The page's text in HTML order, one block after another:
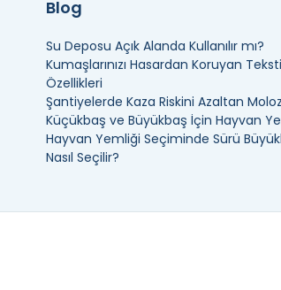
Blog
Su Deposu Açık Alanda Kullanılır mı?
Kumaşlarınızı Hasardan Koruyan
Özellikleri
Şantiyelerde Kaza Riskini Azaltan
Küçükbaş ve Büyükbaş İçin Hayvan
Hayvan Yemliği Seçiminde Sürü
Nasıl Seçilir?